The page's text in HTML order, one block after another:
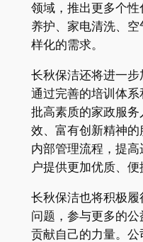
领域，推出更多个
养护、家电清洗、
样化的需求。
长秋保洁还将进一步
通过完善的培训体
批高素质的家政服
效、富有创新精神
内部管理流程，提
户提供更加优质、便
长秋保洁也将积极
问题，参与更多的
贡献自己的力量。公